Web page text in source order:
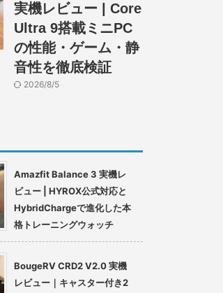
実機レビュー | Core
Ultra 9搭載ミニPC
の性能・ゲーム・静
音性を徹底検証
2026/8/5
Amazfit Balance 3 実機レ
ビュー | HYROX公式対応と
HybridChargeで進化した本
格トレーニングウォッチ
BougeRV CRD2 V2.0 実機
レビュー｜キャスター付き2